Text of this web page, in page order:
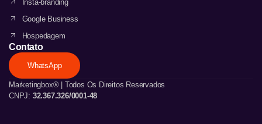
Insta-branding
Google Business
Hospedagem
Contato
WhatsApp
Marketingbox® | Todos Os Direitos Reservados
CNPJ: 32.367.326/0001-48